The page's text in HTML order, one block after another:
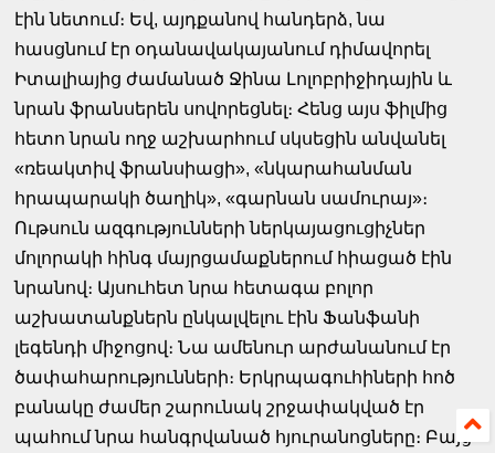
էին նետում։ Եվ, այդքանով հանդերձ, նա
հասցնում էր օդանավակայանում դիմավորել
Իտալիայից ժամանած Ջինա Լոլոբրիջիդային և
նրան ֆրանսերեն սովորեցնել։ Հենց այս ֆիլմից
հետո նրան ողջ աշխարհում սկսեցին անվանել
«ռեակտիվ ֆրանսիացի», «նկարահանման
հրապարակի ծաղիկ», «գարնան սամուրայ»։
Ութսուն ազգությունների ներկայացուցիչներ
մոլորակի հինգ մայրցամաքներում հիացած էին
նրանով։ Այսուհետ նրա հետագա բոլոր
աշխատանքներն ընկալվելու էին Ֆանֆանի
լեգենդի միջոցով։ Նա ամենուր արժանանում էր
ծափահարությունների։ Երկրպագուհիների հոծ
բանակը ժամեր շարունակ շրջափակված էր
պահում նրա հանգրվանած հյուրանոցները։ Բայց